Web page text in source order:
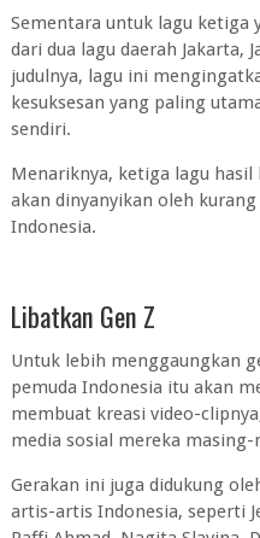
Sementara untuk lagu ketiga
dari dua lagu daerah Jakarta,
judulnya, lagu ini
kesuksesan yang paling
sendiri.
Menariknya, ketiga lagu hasil
akan dinyanyikan oleh
Indonesia.
Libatkan Gen Z
Untuk lebih menggaungkan
pemuda Indonesia itu akan
membuat kreasi video-
media sosial mereka masing-
Gerakan ini juga didukung
artis-artis Indonesia, seperti